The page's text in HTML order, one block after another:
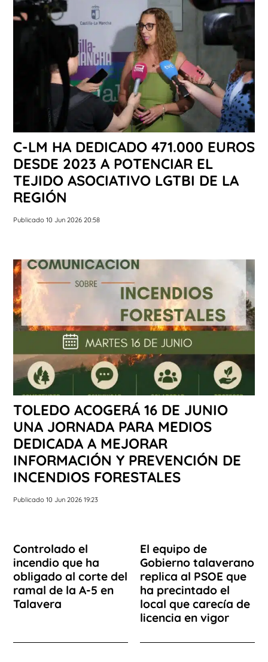
C-LM HA DEDICADO 471.000 EUROS
DESDE 2023 A POTENCIAR EL
TEJIDO ASOCIATIVO LGTBI DE LA
REGIÓN
Publicado 10 Jun 2026 20:58
TOLEDO ACOGERÁ 16 DE JUNIO
UNA JORNADA PARA MEDIOS
DEDICADA A MEJORAR
INFORMACIÓN Y PREVENCIÓN DE
INCENDIOS FORESTALES
Publicado 10 Jun 2026 19:23
Controlado el
incendio que ha
obligado al corte del
ramal de la A-5 en
Talavera
El equipo de
Gobierno talaverano
replica al PSOE que
ha precintado el
local que carecía de
licencia en vigor